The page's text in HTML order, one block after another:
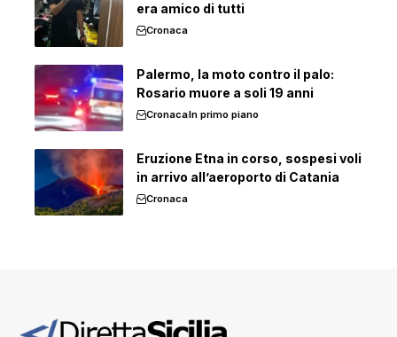
era amico di tutti
Cronaca
Palermo, la moto contro il palo:
Rosario muore a soli 19 anni
CronacaIn primo piano
Eruzione Etna in corso, sospesi voli
in arrivo all’aeroporto di Catania
Cronaca